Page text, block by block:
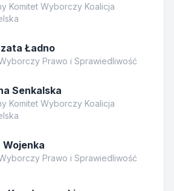
Komitet Wyborczy Koalicja
Ładno
Prawo i Sprawiedliwość
Senkalska
Komitet Wyborczy Koalicja
Prawo i Sprawiedliwość